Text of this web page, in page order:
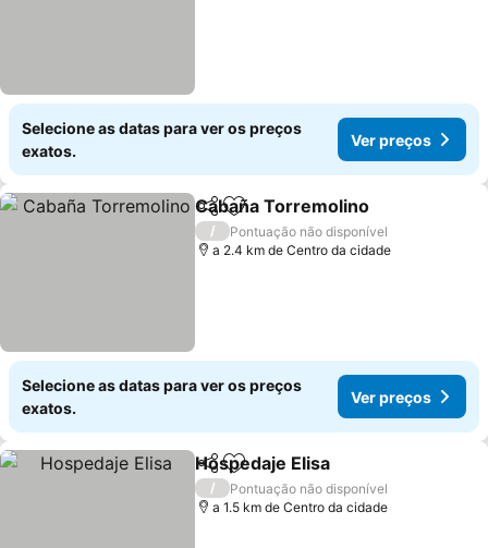
Selecione as datas para ver os preços
exatos.
Ver preços
PartilharAdicionar aos favoritos
Cabaña Torremolino
/
Pontuação não disponível
a 2.4 km de Centro da cidade
Selecione as datas para ver os preços
exatos.
Ver preços
PartilharAdicionar aos favoritos
Hospedaje Elisa
/
Pontuação não disponível
a 1.5 km de Centro da cidade